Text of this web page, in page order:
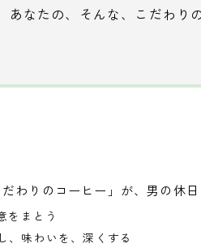
あなたの、そんな、こだわ
わりのコーヒー」が、男の休
をまとう
、味わいを、深くする